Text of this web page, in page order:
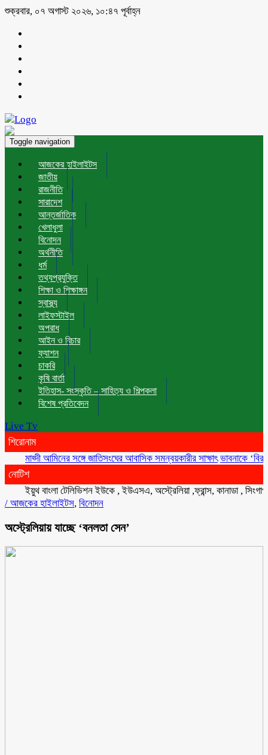
শুক্রবার, ০৭ অগাস্ট ২০২৬, ১০:৪৭ পূর্বাহ্ন
Toggle navigation
আজকের হাইলাইটস
জাতীয়
রাজনীতি
সারাদেশ
আন্তর্জাতিক
খেলাধুলা
বিনোদন
অর্থনীতি
ধর্ম
তথ্যপ্রযুক্তি
শিক্ষা ও শিক্ষাঙ্গন
স্বাস্থ্য
লাইফস্টাইল
অপরাধ
আইন ও বিচার
ফ্যাশন
চাকরি
কৃষি বার্তা
ইতিহাস- সংস্কৃতি – সাহিত্য ও শিল্পকলা
বিশেষ প্রতিবেদন
Live Tv
শিরোনাম
মাহ্দী আমিনের সঙ্গে জাতিসংঘের আবাসিক সমন্বয়কারীর সাক্ষাৎ ভাবনাকে ‘বিরল
নোটিশ
ইয়ুথ বাংলা টেলিভিশন ইউকে , ইউএসএ, অস্ট্রেলিয়া ,ফ্রান্স, কানাডা , সিংগাপুর ,
/ আজকের হাইলাইটস, বিনোদন
অস্ট্রেলিয়ায় যাচ্ছে ‘বনলতা সেন’